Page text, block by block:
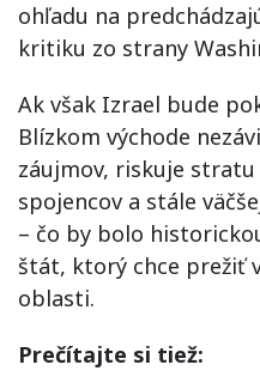
ohľadu na
kritiku zo strany
Ak však Izrael bude
Blízkom východe
záujmov, riskuje stratu
spojencov a stále
– čo by bolo
štát, ktorý chce prežiť
oblasti.
Prečítajte si tiež: